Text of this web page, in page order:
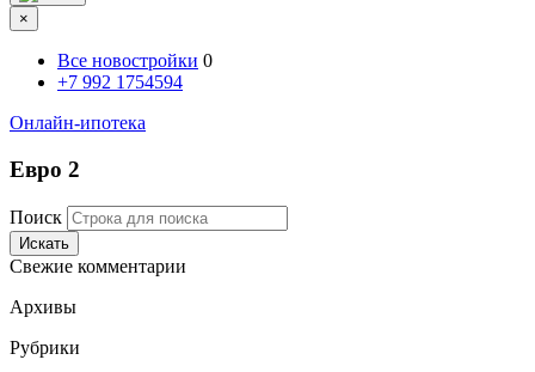
×
Все новостройки 0
+7 992 1754594
Онлайн-ипотека
Евро 2
Поиск
Искать
Свежие комментарии
Архивы
Рубрики